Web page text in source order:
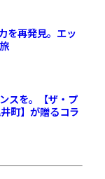
を再発見。エッ
スを。【ザ・プ
町】が贈るコラ